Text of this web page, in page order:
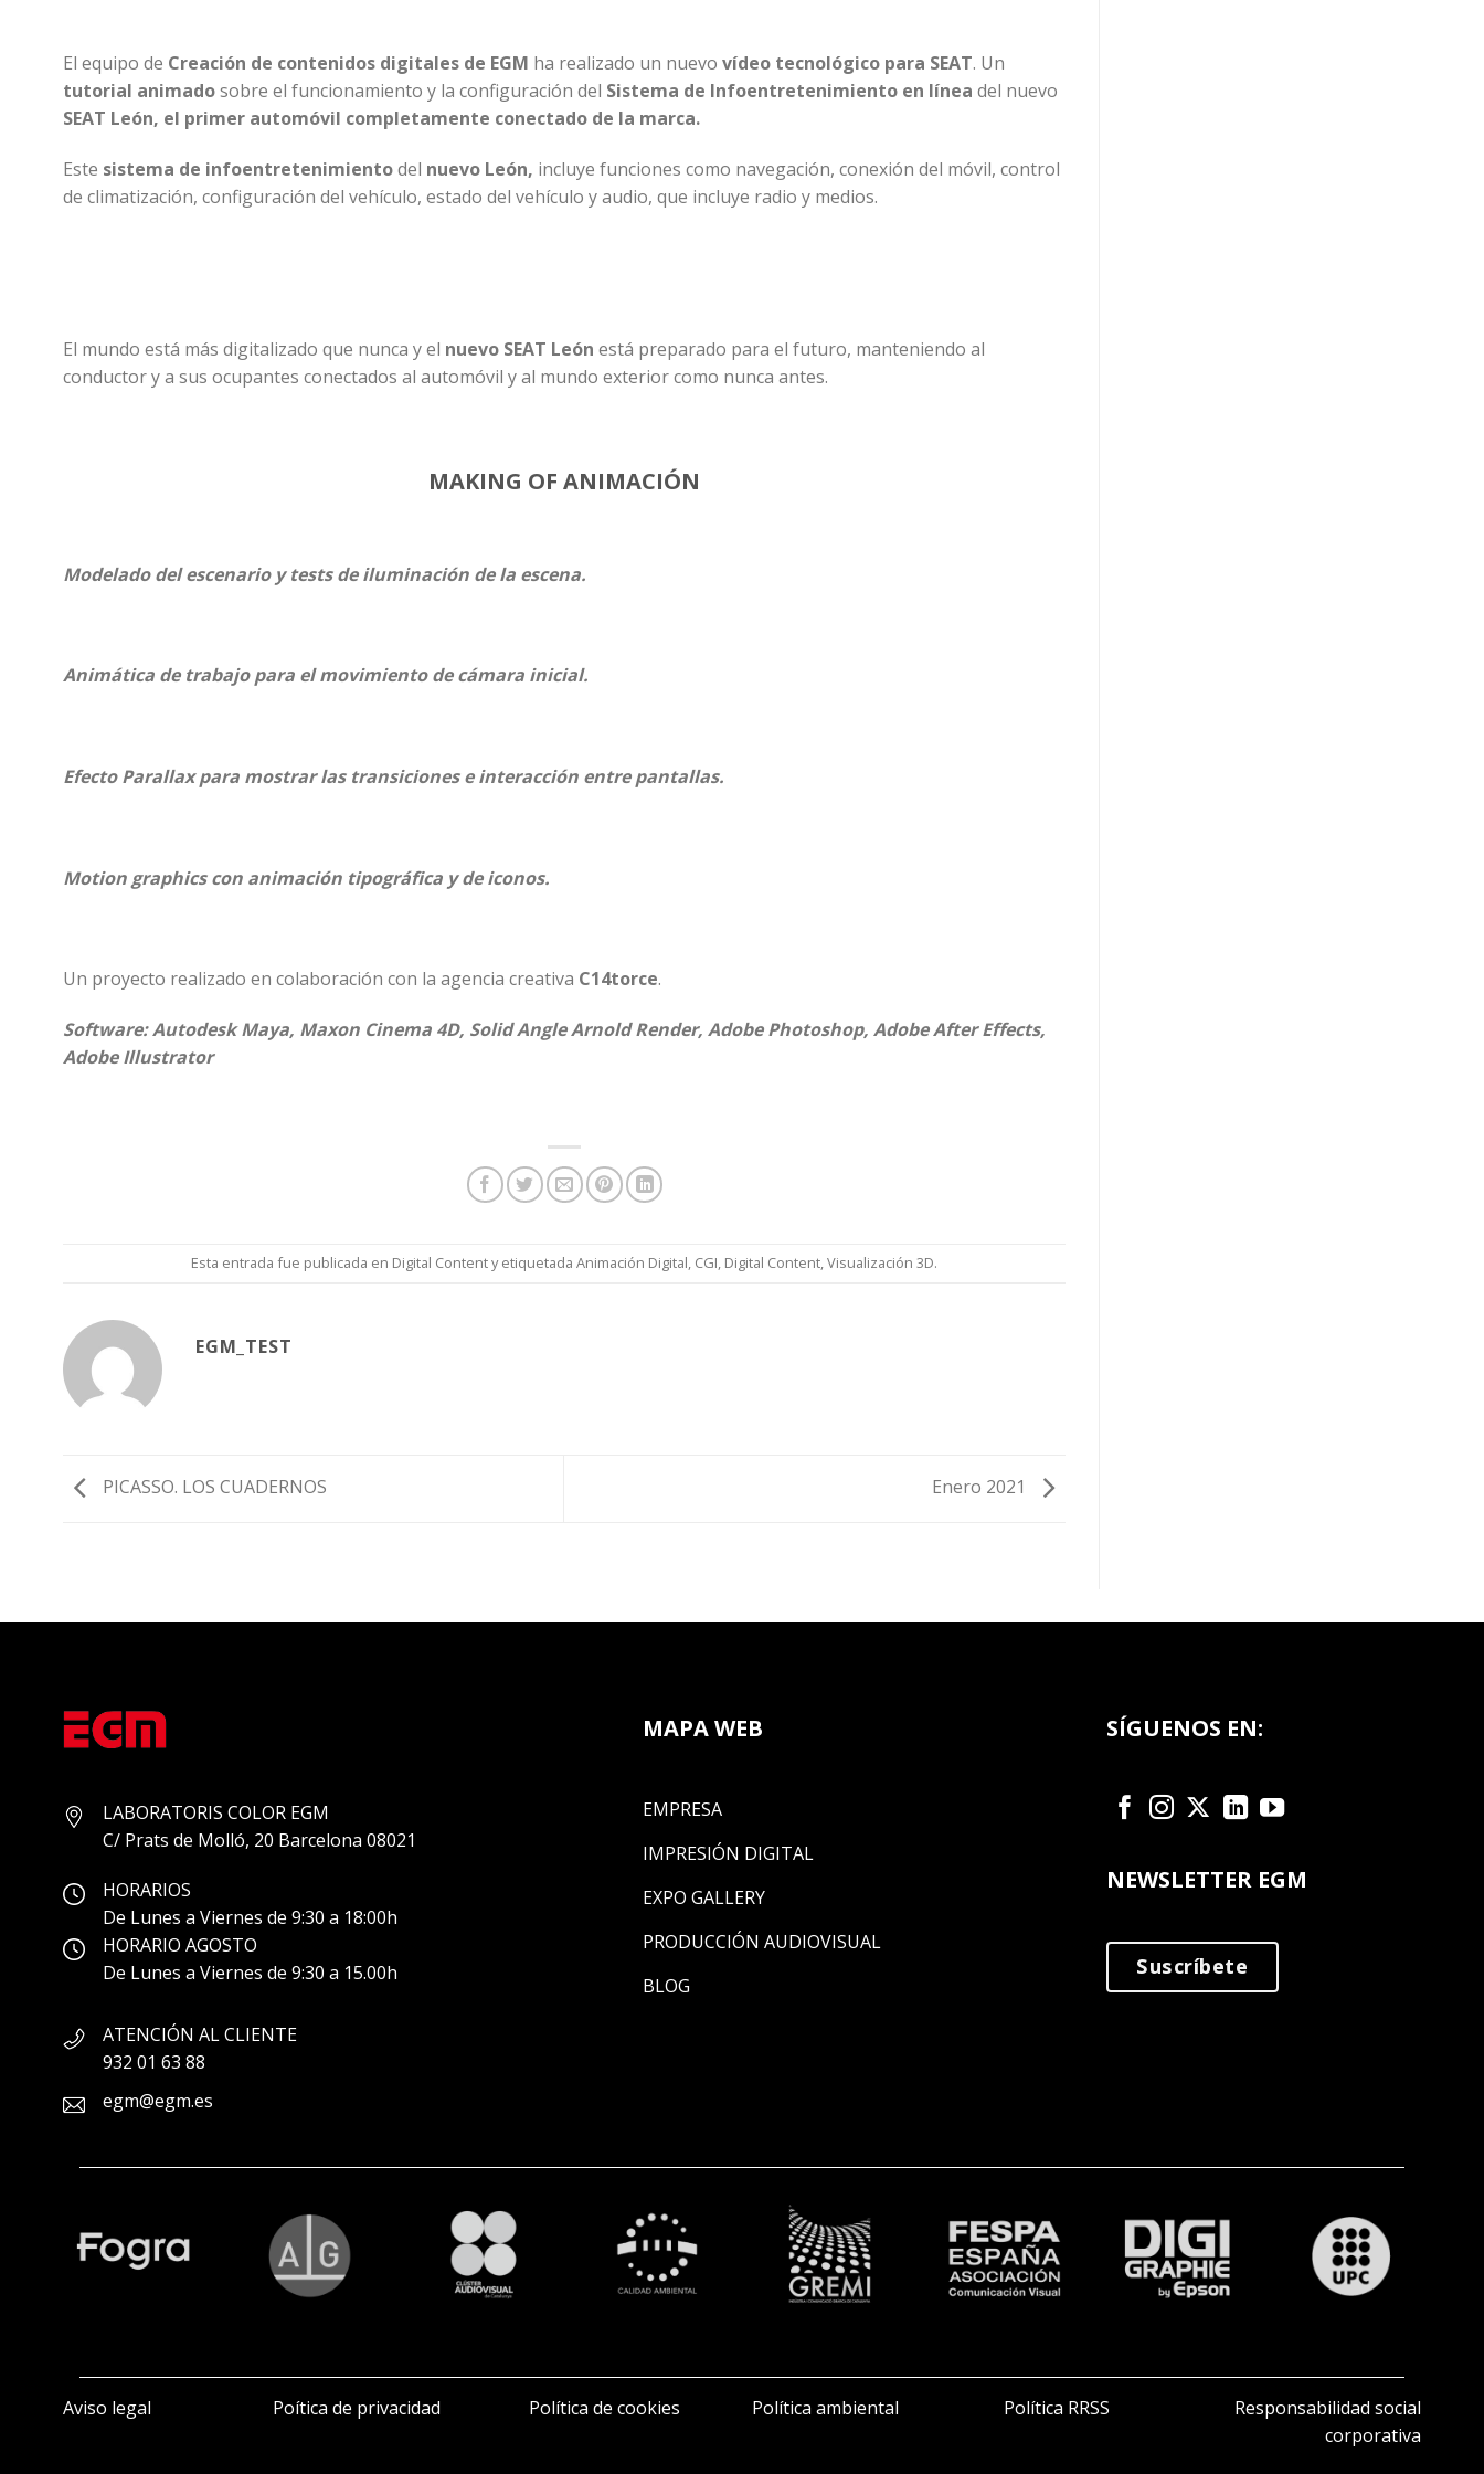
El equipo de Creación de contenidos digitales de EGM ha realizado un nuevo vídeo tecnológico para SEAT. Un
tutorial animadosobre el funcionamiento y la configuración del Sistema de Infoentretenimiento en línea del nuevo
SEAT León, el primer automóvil completamente conectado de la marca.
Este sistema de infoentretenimientodel nuevo León, incluye funciones como navegación, conexión del móvil, control
de climatización, configuración del vehículo, estado del vehículo y audio, que incluye radio y medios.
El mundo está más digitalizado que nunca y el nuevo SEAT León está preparado para el futuro, manteniendo al
conductor y a sus ocupantes conectados al automóvil y al mundo exterior como nunca antes.
MAKING OF ANIMACIÓN
Modelado del escenario y tests de iluminación de la escena.
Animática de trabajo para el movimiento de cámara inicial.
Efecto Parallax para mostrar las transiciones e interacción entre pantallas.
Motion graphics con animación tipográfica y de iconos.
Un proyecto realizado en colaboración con la agencia creativa C14torce.
Software: Autodesk Maya, Maxon Cinema 4D, Solid Angle Arnold Render, Adobe Photoshop, Adobe After Effects,
Adobe Illustrator
Esta entrada fue publicada en Digital Contenty etiquetada Animación Digital, CGI, Digital Content,Visualización 3D.
EGM_TEST
PICASSO. LOS CUADERNOS Enero 2021
LABORATORIS COLOR EGM
C/ Prats de Molló, 20 Barcelona 08021
HORARIOS
De Lunes a Viernes de 9:30 a 18:00h
HORARIO AGOSTO
De Lunes a Viernes de 9:30 a 15.00h
ATENCIÓN AL CLIENTE
932 01 63 88
egm@egm.es
MAPA WEB
EMPRESA
IMPRESIÓN DIGITAL
EXPO GALLERY
PRODUCCIÓN AUDIOVISUAL
BLOG
SÍGUENOS EN:
NEWSLETTER EGM
Suscríbete
Aviso legal Poítica de privacidad Política de cookies Política ambiental Política RRSS
Responsabilidad social
corporativa